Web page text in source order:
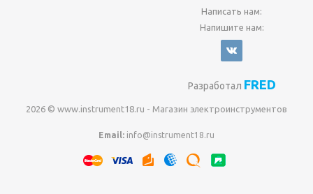
Написать нам:
Напишите нам:
Разработал FRED
2026 © www.instrument18.ru - Магазин электроинструментов
Email: info@instrument18.ru